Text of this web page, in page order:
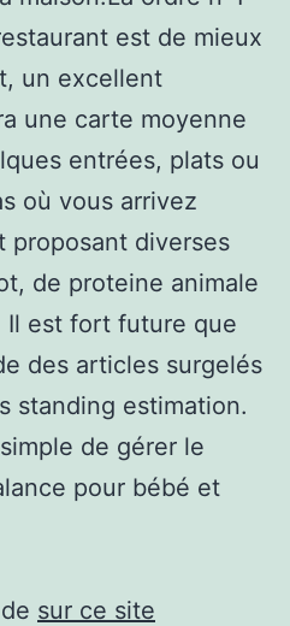
est de mieux
un excellent
une carte moyenne
entrées, plats ou
où vous arrivez
proposant diverses
de proteine animale
Il est fort future que
des articles surgelés
standing estimation.
de gérer le
pour bébé et
sur ce site